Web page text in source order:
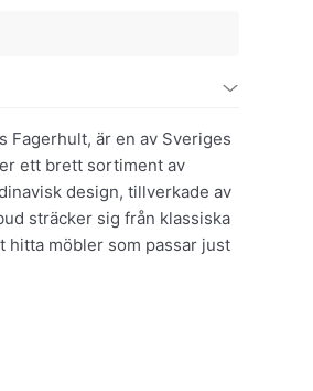
Fagerhult, är en av Sveriges
ett brett sortiment av
design, tillverkade av
sträcker sig från klassiska
hitta möbler som passar just